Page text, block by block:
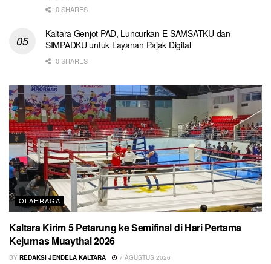
0 SHARES
Kaltara Genjot PAD, Luncurkan E-SAMSATKU dan
SIMPADKU untuk Layanan Pajak Digital
0 SHARES
OLAHRAGA
Kaltara Kirim 5 Petarung ke Semifinal di Hari Pertama
Kejurnas Muaythai 2026
BY REDAKSI JENDELA KALTARA 7 AGUSTUS 2026